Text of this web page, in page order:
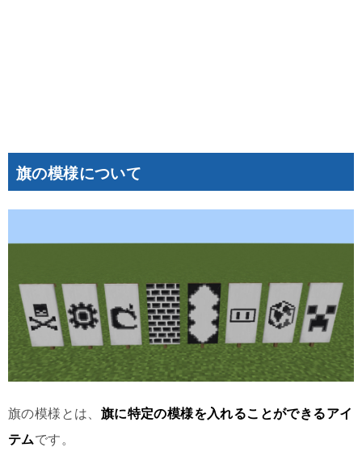
旗の模様について
旗の模様とは、 旗に特定の模様を入れることができるアイ
テムです。